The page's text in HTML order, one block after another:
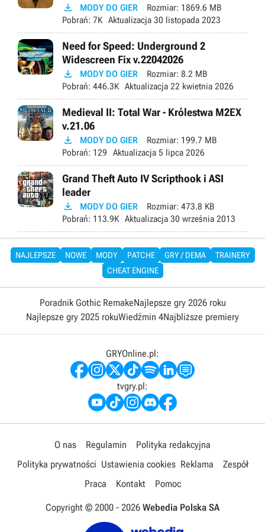
 MODY DO GIER Rozmiar: 1869.6 MB
Pobrań: 7K Aktualizacja 30 listopada 2023
Need for Speed: Underground 2
Widescreen Fix v.22042026
 MODY DO GIER Rozmiar: 8.2 MB
Pobrań: 446.3K Aktualizacja 22 kwietnia 2026
Medieval II: Total War - Królestwa M2EX
v.21.06
 MODY DO GIER Rozmiar: 199.7 MB
Pobrań: 129 Aktualizacja 5 lipca 2026
Grand Theft Auto IV Scripthook i ASI
leader
 MODY DO GIER Rozmiar: 473.8 KB
Pobrań: 113.9K Aktualizacja 30 września 2013
NAJLEPSZE NOWE MODY PATCHE GRY / DEMA
TRAINERY
CHEAT ENGINE
Poradnik Gothic RemakeNajlepsze gry 2026 roku
Najlepsze gry 2025 rokuWiedźmin 4Najbliższe premiery
GRYOnline.pl:
tvgry.pl:
O nas Regulamin
Polityka redakcyjna
Polityka prywatności Ustawienia cookies Reklama
Zespół
Praca
Kontakt Pomoc
Copyright © 2000 - 2026 Webedia Polska SA